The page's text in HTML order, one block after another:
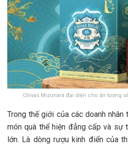
Chivas Mizunara đại diện cho ấn tượng
Trong thế giới của các doanh
món quà thể hiện đẳng cấp và sự
lớn. Là dòng rượu kinh điển của